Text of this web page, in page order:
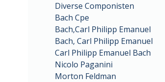
Diverse Componisten
Bach Cpe
Bach,Carl Philipp Emanuel
Bach, Carl Philipp Emanuel
Carl Philipp Emanuel Bach
Nicolo Paganini
Morton Feldman